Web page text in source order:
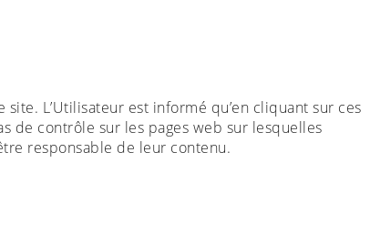
L’Utilisateur est informé qu’en cliquant sur ces
de contrôle sur les pages web sur lesquelles
responsable de leur contenu.